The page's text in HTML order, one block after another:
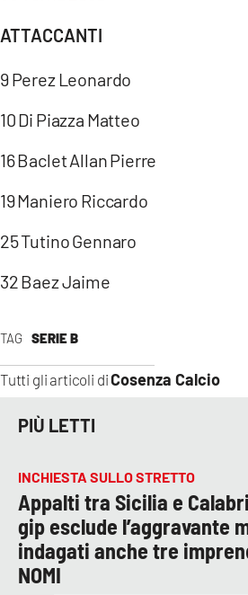
TAG SERIE B
Tutti gli articoli diCosenza Calcio
ATTACCANTI
9 Perez Leonardo
10 Di Piazza Matteo
16 Baclet Allan Pierre
19 Maniero Riccardo
25 Tutino Gennaro
32 Baez Jaime
PIÙ LETTI
INCHIESTA SULLO STRETTO
Appalti tra Sicilia e
gip esclude l’aggravante
indagati anche tre
NOMI